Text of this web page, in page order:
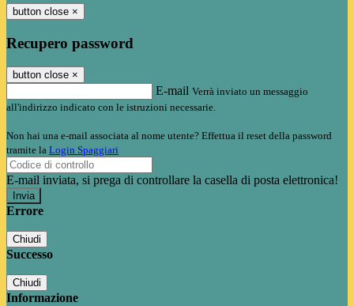
button close ×
Recupero password
button close ×
E-mail Verrà inviato un messaggio
all'indirizzo indicato con le istruzioni necessarie.
Non hai una e-mail associata al nome utente? Effettua il reset della password
tramite la Login Spaggiari
E-mail inviata, si prega di controllare la casella di posta elettronica!
Errore
Chiudi
Successo
Chiudi
Informazione